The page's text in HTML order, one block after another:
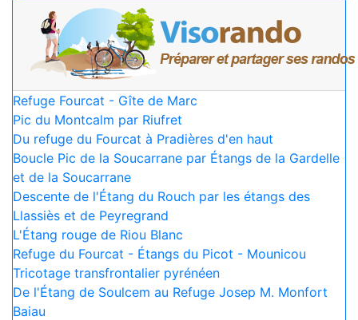
Refuge Fourcat - Gîte de Marc
Pic du Montcalm par Riufret
Du refuge du Fourcat à Pradières d'en haut
Boucle Pic de la Soucarrane par Étangs de la Gardelle
et de la Soucarrane
Descente de l'Étang du Rouch par les étangs des
Llassiès et de Peyregrand
L'Étang rouge de Riou Blanc
Refuge du Fourcat - Étangs du Picot - Mounicou
Tricotage transfrontalier pyrénéen
De l'Étang de Soulcem au Refuge Josep M. Monfort
Baiau